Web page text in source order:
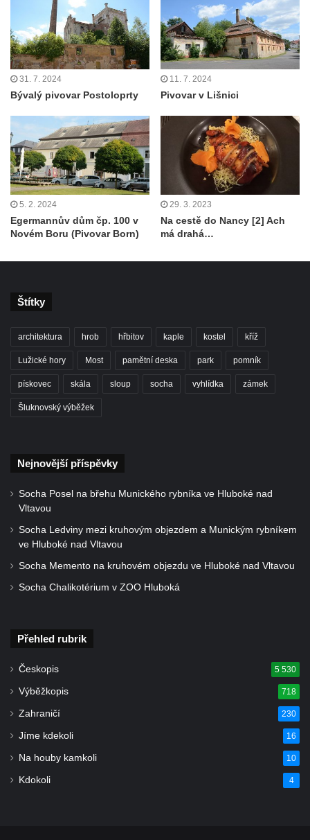
31. 7. 2024
Bývalý pivovar Postoloprty
11. 7. 2024
Pivovar v Lišnici
5. 2. 2024
Egermannův dům čp. 100 v
Novém Boru (Pivovar Born)
29. 3. 2023
Na cestě do Nancy [2] Ach
má drahá…
Štítky
architektura hrob hřbitov kaple kostel kříž
Lužické hory Most pamětní deska park pomník
pískovec skála sloup socha vyhlídka zámek
Šluknovský výběžek
Nejnovější příspěvky
Socha Posel na břehu Munického rybníka ve Hluboké nad
Vltavou
Socha Ledviny mezi kruhovým objezdem a Munickým rybníkem
ve Hluboké nad Vltavou
Socha Memento na kruhovém objezdu ve Hluboké nad Vltavou
Socha Chalikotérium v ZOO Hluboká
Přehled rubrik
Českopis 5 530
Výběžkopis 718
Zahraničí 230
Jíme kdekoli 16
Na houby kamkoli 10
Kdokoli 4